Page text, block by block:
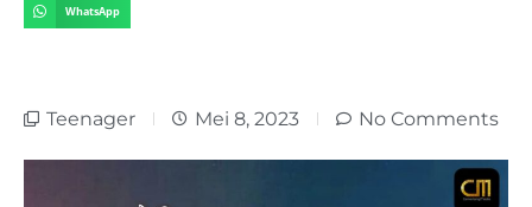
WhatsApp
Teenager Mei 8, 2023 No Comments